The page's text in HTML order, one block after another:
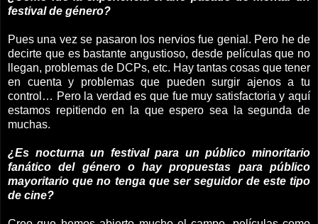
festival de género?
Pues una vez se pasaron los nervios fue genial. Pero he de
decirte que es bastante angustioso, desde películas que no
llegan, problemas de DCPs, etc. Hay tantas cosas que tener
en cuenta y problemas que pueden surgir ajenos a tu
control… Pero la verdad es que fue muy satisfactoria y aquí
estamos repitiendo en la que espero sea la segunda de
muchas.
¿Es nocturna un festival para un público minoritario
fanático del género o hay propuestas para público
mayoritario que no tenga que ser seguidor de este tipo
de cine?